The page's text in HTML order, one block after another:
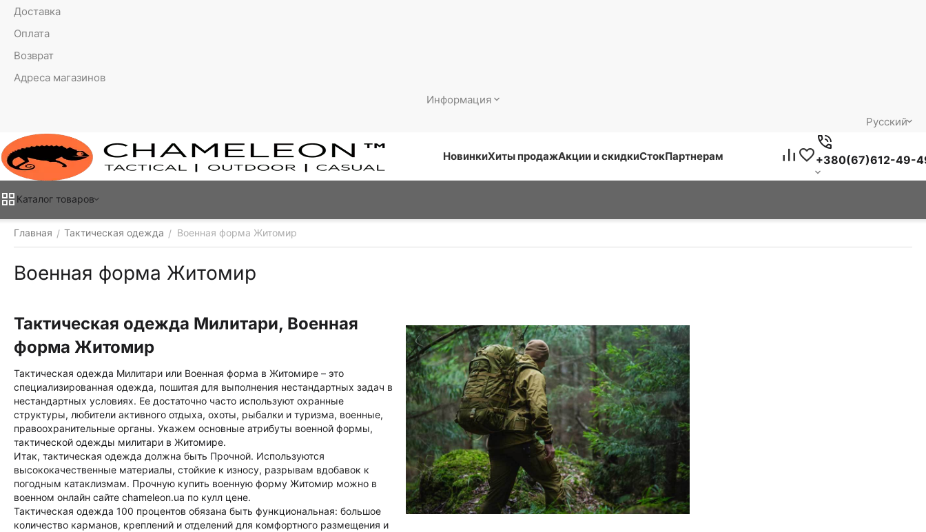
Доставка
Оплата
Возврат
Адреса магазинов
Информация
Русский
НовинкиХиты продажАкции и скидкиСтокПартнерам +380(67)612-49-
Каталог товаров
Главная / Тактическая одежда / Военная форма Житомир
Военная форма Житомир
Тактическая одежда Милитари, Военная
форма Житомир
Тактическая одежда Милитари или Военная форма в Житомире – это
специализированная одежда, пошитая для выполнения нестандартных задач в
нестандартных условиях. Ее достаточно часто используют охранные
структуры, любители активного отдыха, охоты, рыбалки и туризма, военные,
правоохранительные органы. Укажем основные атрибуты военной формы,
тактической одежды милитари в Житомире.
Итак, тактическая одежда должна быть Прочной. Используются
высококачественные материалы, стойкие к износу, разрывам вдобавок к
погодным катаклизмам. Прочную купить военную форму Житомир можно в
военном онлайн сайте chameleon.ua по кулл цене.
Тактическая одежда 100 процентов обязана быть функциональная: большое
количество карманов, креплений и отделений для комфортного размещения и